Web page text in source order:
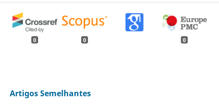
0 0 0
Artigos Semelhantes